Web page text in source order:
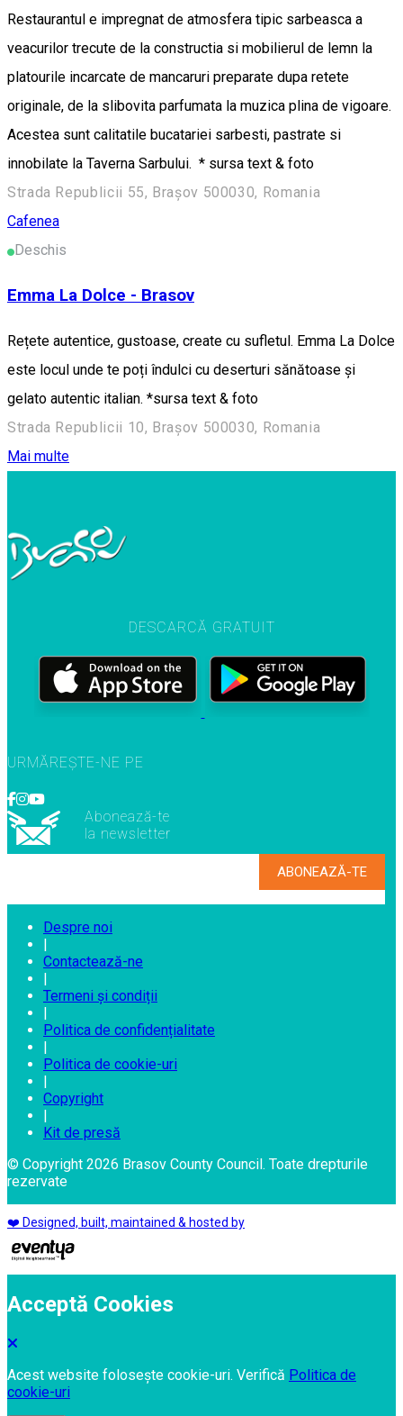
Restaurantul e impregnat de atmosfera tipic sarbeasca a
veacurilor trecute de la constructia si mobilierul de lemn la
platourile incarcate de mancaruri preparate dupa retete
originale, de la slibovita parfumata la muzica plina de vigoare.
Acestea sunt calitatile bucatariei sarbesti, pastrate si
innobilate la Taverna Sarbului. * sursa text & foto
Strada Republicii 55, Brașov 500030, Romania
Cafenea
Deschis
Emma La Dolce - Brasov
Rețete autentice, gustoase, create cu sufletul. Emma La Dolce
este locul unde te poți îndulci cu deserturi sănătoase și
gelato autentic italian. *sursa text & foto
Strada Republicii 10, Brașov 500030, Romania
Mai multe
DESCARCĂ GRATUIT
URMĂREȘTE-NE PE
Abonează-te
la newsletter
Despre noi
|
Contactează-ne
|
Termeni și condiții
|
Politica de confidențialitate
|
Politica de cookie-uri
|
Copyright
|
Kit de presă
© Copyright 2026 Brasov County Council. Toate drepturile
rezervate
❤️ Designed, built, maintained & hosted by
Acceptă Cookies
Acest website folosește cookie-uri. Verifică Politica de
cookie-uri